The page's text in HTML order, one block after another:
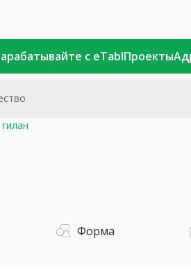
с eTablПроекты
гилан
Форма